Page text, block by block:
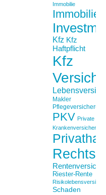
Immobilie
Kfz Kfz
Haftpflicht
Kfz
Makler
Pflegeversicherung
PKV Private
Krankenversicherung
Riester-Rente
Schaden